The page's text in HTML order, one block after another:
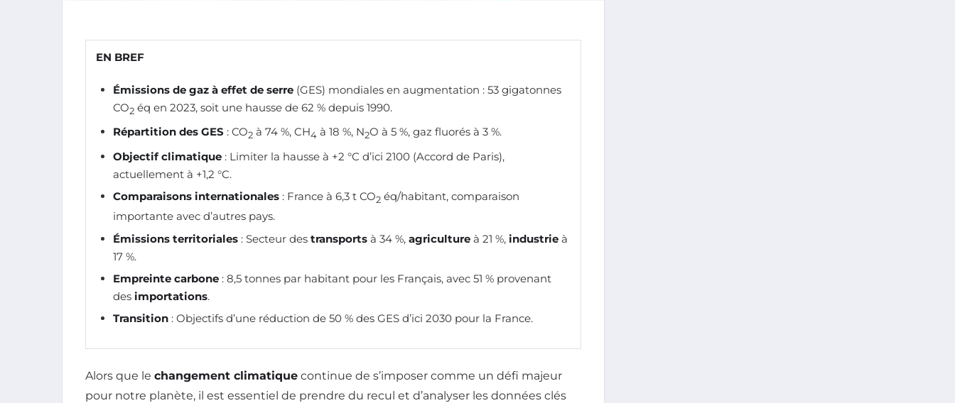
EN BREF
Émissions de gaz à effet de serre (GES) mondiales en augmentation : 53 gigatonnes
CO2 éq en 2023, soit une hausse de 62 % depuis 1990.
Répartition des GES : CO2 à 74 %, CH4 à 18 %, N2O à 5 %, gaz fluorés à 3 %.
Objectif climatique : Limiter la hausse à +2 °C d’ici 2100 (Accord de Paris),
actuellement à +1,2 °C.
Comparaisons internationales : France à 6,3 t CO2 éq/habitant, comparaison
importante avec d’autres pays.
Émissions territoriales : Secteur des transports à 34 %, agriculture à 21 %, industrie à
17 %.
Empreinte carbone : 8,5 tonnes par habitant pour les Français, avec 51 % provenant
des importations.
Transition : Objectifs d’une réduction de 50 % des GES d’ici 2030 pour la France.
Alors que le changement climatique continue de s’imposer comme un défi majeur
pour notre planète, il est essentiel de prendre du recul et d’analyser les données clés